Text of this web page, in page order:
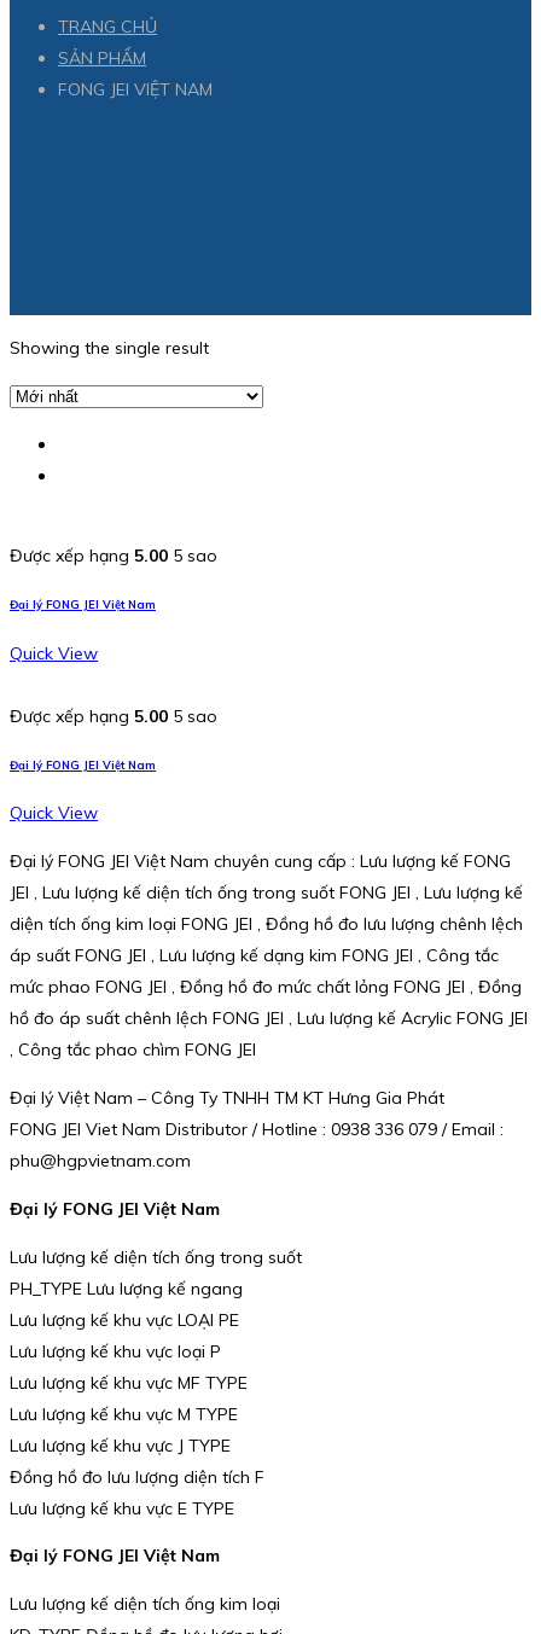
TRANG CHỦ
SẢN PHẨM
FONG JEI VIỆT NAM
Showing the single result
Được xếp hạng 5.00 5 sao
Đại lý FONG JEI Việt Nam
Quick View
Được xếp hạng 5.00 5 sao
Đại lý FONG JEI Việt Nam
Quick View
Đại lý FONG JEI Việt Nam chuyên cung cấp : Lưu lượng kế FONG
JEI , Lưu lượng kế diện tích ống trong suốt FONG JEI , Lưu lượng kế
diện tích ống kim loại FONG JEI , Đồng hồ đo lưu lượng chênh lệch
áp suất FONG JEI , Lưu lượng kế dạng kim FONG JEI , Công tắc
mức phao FONG JEI , Đồng hồ đo mức chất lỏng FONG JEI , Đồng
hồ đo áp suất chênh lệch FONG JEI , Lưu lượng kế Acrylic FONG JEI
, Công tắc phao chìm FONG JEI
Đại lý Việt Nam – Công Ty TNHH TM KT Hưng Gia Phát
FONG JEI Viet Nam Distributor / Hotline : 0938 336 079 / Email :
phu@hgpvietnam.com
Đại lý FONG JEI Việt Nam
Lưu lượng kế diện tích ống trong suốt
PH_TYPE Lưu lượng kế ngang
Lưu lượng kế khu vực LOẠI PE
Lưu lượng kế khu vực loại P
Lưu lượng kế khu vực MF TYPE
Lưu lượng kế khu vực M TYPE
Lưu lượng kế khu vực J TYPE
Đồng hồ đo lưu lượng diện tích F
Lưu lượng kế khu vực E TYPE
Đại lý FONG JEI Việt Nam
Lưu lượng kế diện tích ống kim loại